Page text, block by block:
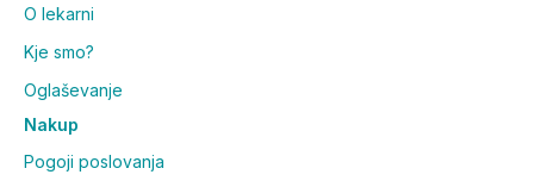
O lekarni
Kje smo?
Oglaševanje
Nakup
Pogoji poslovanja